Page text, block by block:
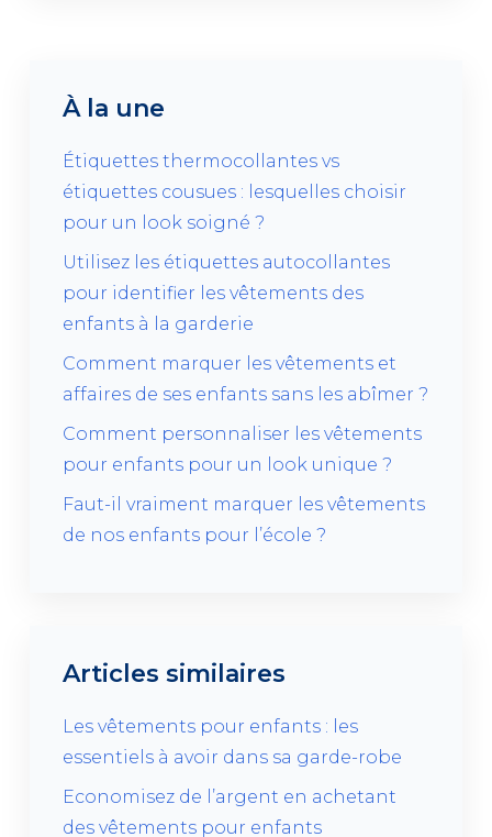
À la une
Étiquettes thermocollantes vs
étiquettes cousues : lesquelles choisir
pour un look soigné ?
Utilisez les étiquettes autocollantes
pour identifier les vêtements des
enfants à la garderie
Comment marquer les vêtements et
affaires de ses enfants sans les abîmer ?
Comment personnaliser les vêtements
pour enfants pour un look unique ?
Faut-il vraiment marquer les vêtements
de nos enfants pour l’école ?
Articles similaires
Les vêtements pour enfants : les
essentiels à avoir dans sa garde-robe
Economisez de l’argent en achetant
des vêtements pour enfants